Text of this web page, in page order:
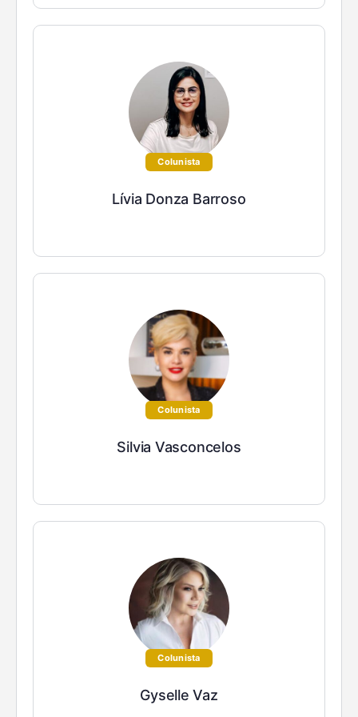
Colunista
Lívia Donza Barroso
Colunista
Silvia Vasconcelos
Colunista
Gyselle Vaz